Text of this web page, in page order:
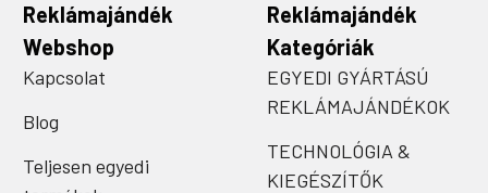
Reklámajándék
Webshop
Kapcsolat
Blog
Teljesen egyedi
Reklámajándék
Kategóriák
EGYEDI GYÁRTÁSÚ
REKLÁMAJÁNDÉKOK
TECHNOLÓGIA &
KIEGÉSZÍTŐK